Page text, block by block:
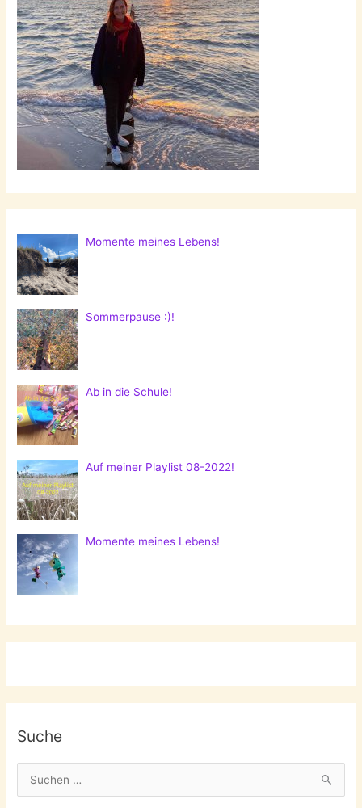
Momente meines Lebens!
Sommerpause :)!
Ab in die Schule!
Auf meiner Playlist 08-2022!
Momente meines Lebens!
Suche
u